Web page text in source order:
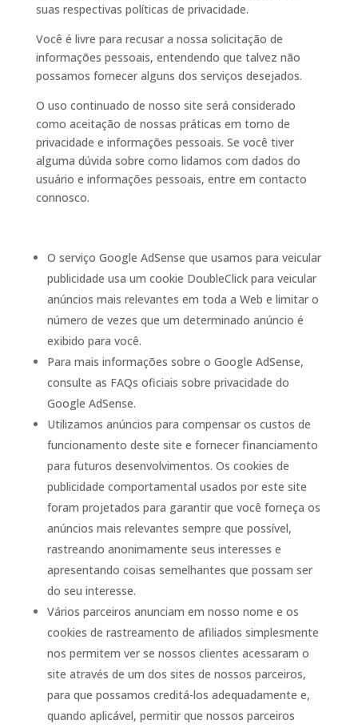
suas respectivas políticas de privacidade.
Você é livre para recusar a nossa solicitação de
informações pessoais, entendendo que talvez não
possamos fornecer alguns dos serviços desejados.
O uso continuado de nosso site será considerado
como aceitação de nossas práticas em torno de
privacidade e informações pessoais. Se você tiver
alguma dúvida sobre como lidamos com dados do
usuário e informações pessoais, entre em contacto
connosco.
O serviço Google AdSense que usamos para veicular
publicidade usa um cookie DoubleClick para veicular
anúncios mais relevantes em toda a Web e limitar o
número de vezes que um determinado anúncio é
exibido para você.
Para mais informações sobre o Google AdSense,
consulte as FAQs oficiais sobre privacidade do
Google AdSense.
Utilizamos anúncios para compensar os custos de
funcionamento deste site e fornecer financiamento
para futuros desenvolvimentos. Os cookies de
publicidade comportamental usados ​​por este site
foram projetados para garantir que você forneça os
anúncios mais relevantes sempre que possível,
rastreando anonimamente seus interesses e
apresentando coisas semelhantes que possam ser
do seu interesse.
Vários parceiros anunciam em nosso nome e os
cookies de rastreamento de afiliados simplesmente
nos permitem ver se nossos clientes acessaram o
site através de um dos sites de nossos parceiros,
para que possamos creditá-los adequadamente e,
quando aplicável, permitir que nossos parceiros